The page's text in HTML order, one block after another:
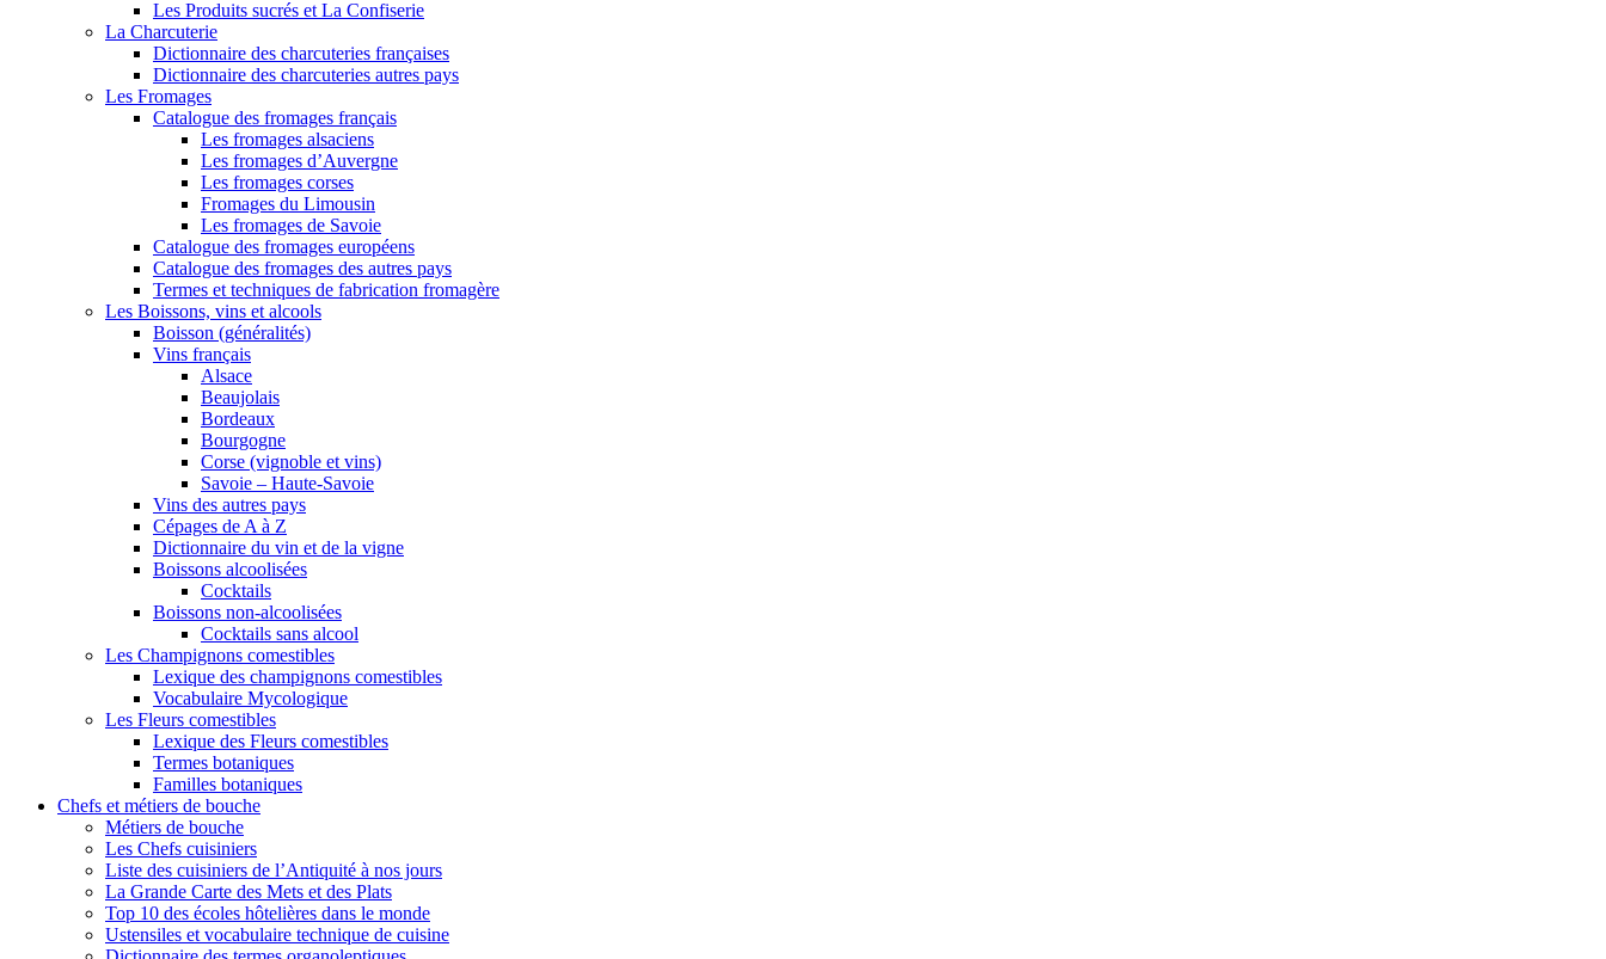
Les Produits sucrés et La Confiserie
La Charcuterie
Dictionnaire des charcuteries françaises
Dictionnaire des charcuteries autres pays
Les Fromages
Catalogue des fromages français
Les fromages alsaciens
Les fromages d’Auvergne
Les fromages corses
Fromages du Limousin
Les fromages de Savoie
Catalogue des fromages européens
Catalogue des fromages des autres pays
Termes et techniques de fabrication fromagère
Les Boissons, vins et alcools
Boisson (généralités)
Vins français
Alsace
Beaujolais
Bordeaux
Bourgogne
Corse (vignoble et vins)
Savoie – Haute-Savoie
Vins des autres pays
Cépages de A à Z
Dictionnaire du vin et de la vigne
Boissons alcoolisées
Cocktails
Boissons non-alcoolisées
Cocktails sans alcool
Les Champignons comestibles
Lexique des champignons comestibles
Vocabulaire Mycologique
Les Fleurs comestibles
Lexique des Fleurs comestibles
Termes botaniques
Familles botaniques
Chefs et métiers de bouche
Métiers de bouche
Les Chefs cuisiniers
Liste des cuisiniers de l’Antiquité à nos jours
La Grande Carte des Mets et des Plats
Top 10 des écoles hôtelières dans le monde
Ustensiles et vocabulaire technique de cuisine